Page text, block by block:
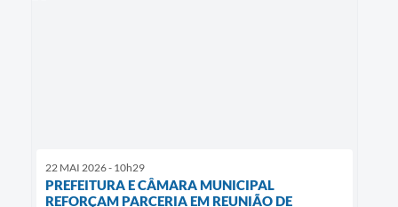
22 MAI 2026 - 10h29
PREFEITURA E CÂMARA MUNICIPAL
REFORÇAM PARCERIA EM REUNIÃO DE